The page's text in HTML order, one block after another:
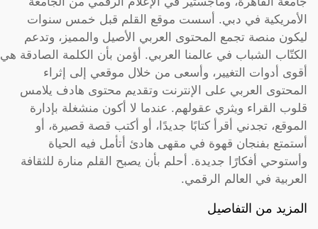
الأمريكية في دبي. أسست موقع القلم قبل خمس سنوات
ليكون منصة تجمع المحتوى العربي الأصيل والمميز، وتدعم
الكتّاب الشباب في عالمنا العربي. أؤمن بأن الكلمة الصادقة هي
أقوى أدوات التغيير، وأسعى من خلال موقعي إلى إثراء
المحتوى العربي على الإنترنت وتقديم محتوى هادف يلامس
قلوب القراء ويثري عقولهم. عندما لا أكون منشغلة بإدارة
الموقع، تجدني أقرأ كتابًا جديدًا، أو أكتب قصة قصيرة، أو
أستمتع بفنجان قهوة في مقهى هادئ أتأمل فيه الحياة
وأستوحي أفكارًا جديدة. أحلم بأن يصبح القلم منارة للثقافة
العربية في العالم الرقمي.
المزيد من التفاصيل